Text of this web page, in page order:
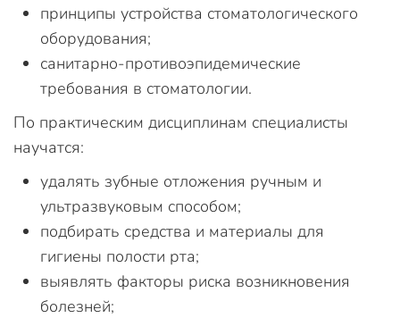
принципы устройства стоматологического
оборудования;
санитарно-противоэпидемические
требования в стоматологии.
По практическим дисциплинам специалисты
научатся:
удалять зубные отложения ручным и
ультразвуковым способом;
подбирать средства и материалы для
гигиены полости рта;
выявлять факторы риска возникновения
болезней;